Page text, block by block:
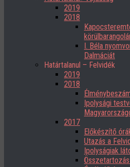
2019
2018
I. Béla
Dalmáciát
Határtalanul – Felvidék
2019
2018
Ipolysági
2017
Előkészítő
Utazás a
Ipolyságiak